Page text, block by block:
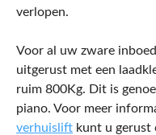
verlopen.
Voor al uw zware
uitgerust met een
ruim 800Kg. Dit is
piano. Voor meer
verhuislift kunt u gerust